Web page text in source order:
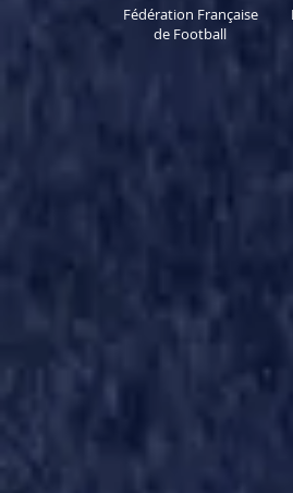
Fédération Française
de Football